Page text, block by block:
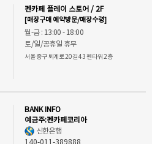
펜카페 플레이 스토어 / 2F
[매장구매 예약방문/매장수령]
월-금 : 13:00 - 18:00
토/일/공휴일 휴무
서울 중구 퇴계로 20길 43 펜타워 2층
BANK INFO
예금주:펜카페코리아
신한은행
140-011-389888